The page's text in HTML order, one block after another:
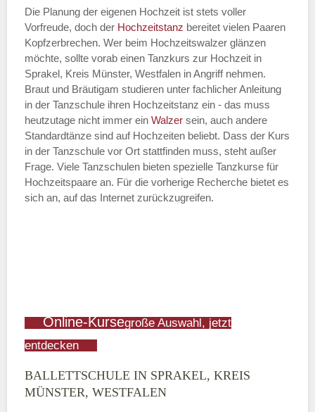
Die Planung der eigenen Hochzeit ist stets voller
Vorfreude, doch der Hochzeitstanz bereitet vielen Paaren
Kopfzerbrechen. Wer beim Hochzeitswalzer glänzen
möchte, sollte vorab einen Tanzkurs zur Hochzeit in
Sprakel, Kreis Münster, Westfalen in Angriff nehmen.
Braut und Bräutigam studieren unter fachlicher Anleitung
in der Tanzschule ihren Hochzeitstanz ein - das muss
heutzutage nicht immer ein Walzer sein, auch andere
Standardtänze sind auf Hochzeiten beliebt. Dass der Kurs
in der Tanzschule vor Ort stattfinden muss, steht außer
Frage. Viele Tanzschulen bieten spezielle Tanzkurse für
Hochzeitspaare an. Für die vorherige Recherche bietet es
sich an, auf das Internet zurückzugreifen.
Online-Kursegroße Auswahl, jetzt
entdecken
BALLETTSCHULE IN SPRAKEL, KREIS
MÜNSTER, WESTFALEN